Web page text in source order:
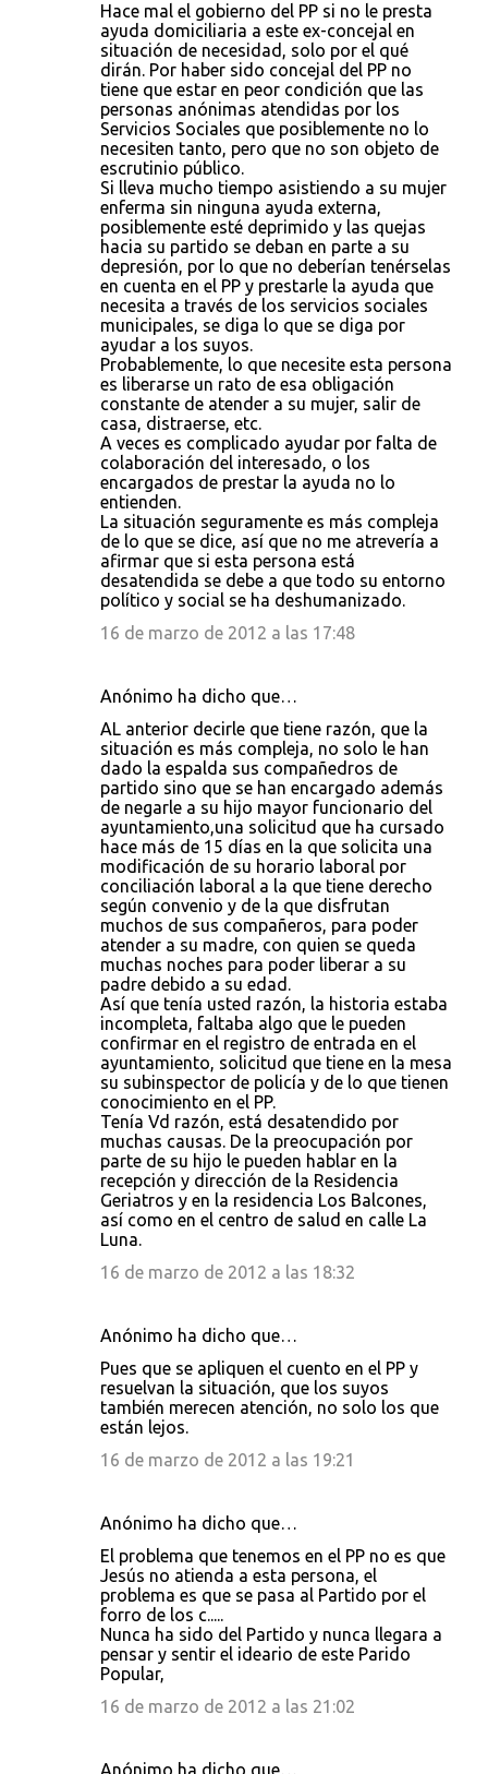
Hace mal el gobierno del PP si no le presta
ayuda domiciliaria a este ex-concejal en
situación de necesidad, solo por el qué
dirán. Por haber sido concejal del PP no
tiene que estar en peor condición que las
personas anónimas atendidas por los
Servicios Sociales que posiblemente no lo
necesiten tanto, pero que no son objeto de
escrutinio público.
Si lleva mucho tiempo asistiendo a su mujer
enferma sin ninguna ayuda externa,
posiblemente esté deprimido y las quejas
hacia su partido se deban en parte a su
depresión, por lo que no deberían tenérselas
en cuenta en el PP y prestarle la ayuda que
necesita a través de los servicios sociales
municipales, se diga lo que se diga por
ayudar a los suyos.
Probablemente, lo que necesite esta persona
es liberarse un rato de esa obligación
constante de atender a su mujer, salir de
casa, distraerse, etc.
A veces es complicado ayudar por falta de
colaboración del interesado, o los
encargados de prestar la ayuda no lo
entienden.
La situación seguramente es más compleja
de lo que se dice, así que no me atrevería a
afirmar que si esta persona está
desatendida se debe a que todo su entorno
político y social se ha deshumanizado.
16 de marzo de 2012 a las 17:48
Anónimo ha dicho que…
AL anterior decirle que tiene razón, que la
situación es más compleja, no solo le han
dado la espalda sus compañedros de
partido sino que se han encargado además
de negarle a su hijo mayor funcionario del
ayuntamiento,una solicitud que ha cursado
hace más de 15 días en la que solicita una
modificación de su horario laboral por
conciliación laboral a la que tiene derecho
según convenio y de la que disfrutan
muchos de sus compañeros, para poder
atender a su madre, con quien se queda
muchas noches para poder liberar a su
padre debido a su edad.
Así que tenía usted razón, la historia estaba
incompleta, faltaba algo que le pueden
confirmar en el registro de entrada en el
ayuntamiento, solicitud que tiene en la mesa
su subinspector de policía y de lo que tienen
conocimiento en el PP.
Tenía Vd razón, está desatendido por
muchas causas. De la preocupación por
parte de su hijo le pueden hablar en la
recepción y dirección de la Residencia
Geriatros y en la residencia Los Balcones,
así como en el centro de salud en calle La
Luna.
16 de marzo de 2012 a las 18:32
Anónimo ha dicho que…
Pues que se apliquen el cuento en el PP y
resuelvan la situación, que los suyos
también merecen atención, no solo los que
están lejos.
16 de marzo de 2012 a las 19:21
Anónimo ha dicho que…
El problema que tenemos en el PP no es que
Jesús no atienda a esta persona, el
problema es que se pasa al Partido por el
forro de los c.....
Nunca ha sido del Partido y nunca llegara a
pensar y sentir el ideario de este Parido
Popular,
16 de marzo de 2012 a las 21:02
Anónimo ha dicho que…